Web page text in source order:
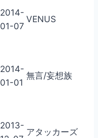
2014-
01-07
VENUS
2014-
01-01
無言/妄想族
2013-
アタッカーズ